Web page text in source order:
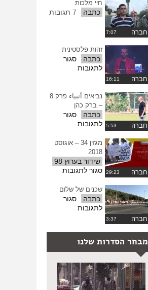
–
חברה
חיי מלכות
כתבה 7 תגובות
חברה
זהות פלסטינית
כתבה
סגור
לתגובותעל
חברה
נביאים أنبياء פרק 8
– ברק כהן
כתבה
סגור
לתגובותעל
أنبياء
8
–
כהן
חברה
מגזין 34 – אוגוסט
2018
שידור בערוץ 98
סגור לתגובותעל
34
חברה
שכנים של שלום
כתבה
סגור
לתגובותעל
שלום
מבחר הסדרות שלנו